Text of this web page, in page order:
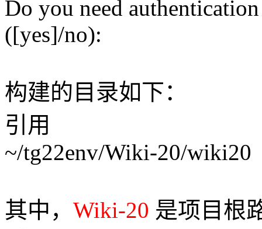
Do you need
([yes]/no):
构建的目录如下：
引用
~/tg22env/Wiki-20/wiki20
其中， Wiki-20 是项目根